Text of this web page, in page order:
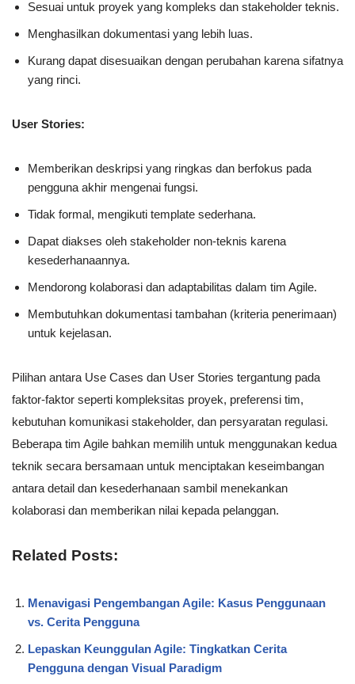
Sesuai untuk proyek yang kompleks dan stakeholder teknis.
Menghasilkan dokumentasi yang lebih luas.
Kurang dapat disesuaikan dengan perubahan karena sifatnya
yang rinci.
User Stories:
Memberikan deskripsi yang ringkas dan berfokus pada
pengguna akhir mengenai fungsi.
Tidak formal, mengikuti template sederhana.
Dapat diakses oleh stakeholder non-teknis karena
kesederhanaannya.
Mendorong kolaborasi dan adaptabilitas dalam tim Agile.
Membutuhkan dokumentasi tambahan (kriteria penerimaan)
untuk kejelasan.
Pilihan antara Use Cases dan User Stories tergantung pada
faktor-faktor seperti kompleksitas proyek, preferensi tim,
kebutuhan komunikasi stakeholder, dan persyaratan regulasi.
Beberapa tim Agile bahkan memilih untuk menggunakan kedua
teknik secara bersamaan untuk menciptakan keseimbangan
antara detail dan kesederhanaan sambil menekankan
kolaborasi dan memberikan nilai kepada pelanggan.
Related Posts:
Menavigasi Pengembangan Agile: Kasus Penggunaan
vs. Cerita Pengguna
Lepaskan Keunggulan Agile: Tingkatkan Cerita
Pengguna dengan Visual Paradigm